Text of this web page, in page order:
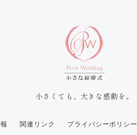
小さくても、大きな感動を。
関連リンク プライバシーポリシー